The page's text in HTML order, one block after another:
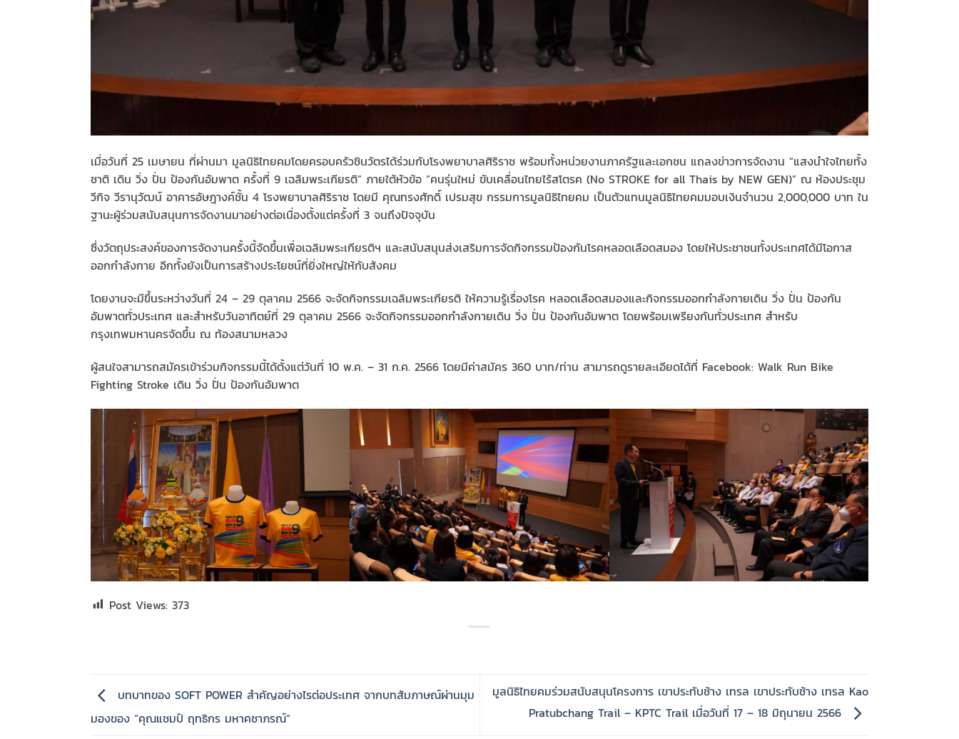
เมื่อวันที่ 25 เมษายน ที่ผ่านมา มูลนิธิไทยคมโดยครอบครัวชินวัตรได้ร่วมกับโรงพยาบาลศิริราช พร้อมทั้งหน่วยงานภาครัฐและเอกชน แถลงข่าวการจัดงาน “แสงนำใจไทยทั้ง
ชาติ เดิน วิ่ง ปั่น ป้องกันอัมพาต ครั้งที่ 9 เฉลิมพระเกียรติ” ภายใต้หัวข้อ “คนรุ่นใหม่ ขับเคลื่อนไทยไร้สโตรค (No STROKE for all Thais by NEW GEN)” ณ ห้องประชุม
วีกิจ วีรานุวัฒน์ อาคารอัษฎางค์ชั้น 4 โรงพยาบาลศิริราช โดยมี คุณทรงศักดิ์ เปรมสุข กรรมการมูลนิธิไทยคม เป็นตัวแทนมูลนิธิไทยคมมอบเงินจำนวน 2,000,000 บาท ใน
ฐานะผู้ร่วมสนับสนุนการจัดงานมาอย่างต่อเนื่องตั้งแต่ครั้งที่ 3 จนถึงปัจจุบัน
ซึ่งวัตถุประสงค์ของการจัดงานครั้งนี้จัดขึ้นเพื่อเฉลิมพระเกียรติฯ และสนับสนุนส่งเสริมการจัดกิจกรรมป้องกันโรคหลอดเลือดสมอง โดยให้ประชาชนทั้งประเทศได้มีโอกาส
ออกกำลังกาย อีกทั้งยังเป็นการสร้างประโยชน์ที่ยิ่งใหญ่ให้กับสังคม
โดยงานจะมีขึ้นระหว่างวันที่ 24 – 29 ตุลาคม 2566 จะจัดกิจกรรมเฉลิมพระเกียรติ ให้ความรู้เรื่องโรค หลอดเลือดสมองและกิจกรรมออกกำลังกายเดิน วิ่ง ปั่น ป้องกัน
อัมพาตทั่วประเทศ และสำหรับวันอาทิตย์ที่ 29 ตุลาคม 2566 จะจัดกิจกรรมออกกำลังกายเดิน วิ่ง ปั่น ป้องกันอัมพาต โดยพร้อมเพรียงกันทั่วประเทศ สำหรับ
กรุงเทพมหานครจัดขึ้น ณ ท้องสนามหลวง
ผู้สนใจสามารถสมัครเข้าร่วมกิจกรรมนี้ได้ตั้งแต่วันที่ 10 พ.ค. – 31 ก.ค. 2566 โดยมีค่าสมัคร 360 บาท/ท่าน สามารถดูรายละเอียดได้ที่ Facebook: Walk Run Bike
Fighting Stroke เดิน วิ่ง ปั่น ป้องกันอัมพาต
Post Views: 373
บทบาทของ SOFT POWER สำคัญอย่างไรต่อประเทศ จากบทสัมภาษณ์ผ่านมุม
มองของ “คุณแชมป์ ฤทธิกร มหาคชาภรณ์”
มูลนิธิไทยคมร่วมสนับสนุนโครงการ เขาประทับช้าง เทรล เขาประทับช้าง เทรล Kao
Pratubchang Trail – KPTC Trail เมื่อวันที่ 17 – 18 มิถุนายน 2566